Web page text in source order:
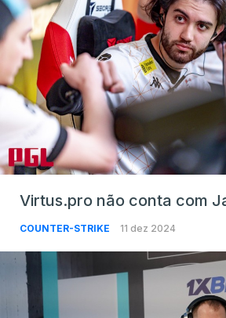
Virtus.pro não conta com
COUNTER-STRIKE 11 dez 2024